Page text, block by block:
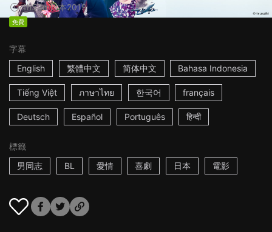
1h53m日本2019
免費
字幕
English
繁體中文 简体中文 Bahasa Indonesia
Tiếng Việt ภาษาไทย 한국어 français
Deutsch Español Português हिन्दी
標籤
男同志
BL 愛情 喜劇 日本 電影